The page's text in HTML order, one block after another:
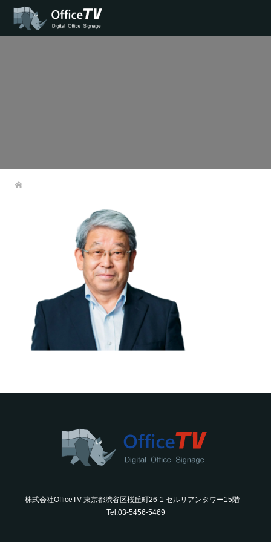
株式会社OfficeTV 東京都渋谷区桜丘町26-1 セルリアンタワー15階
Tel:03-5456-5469